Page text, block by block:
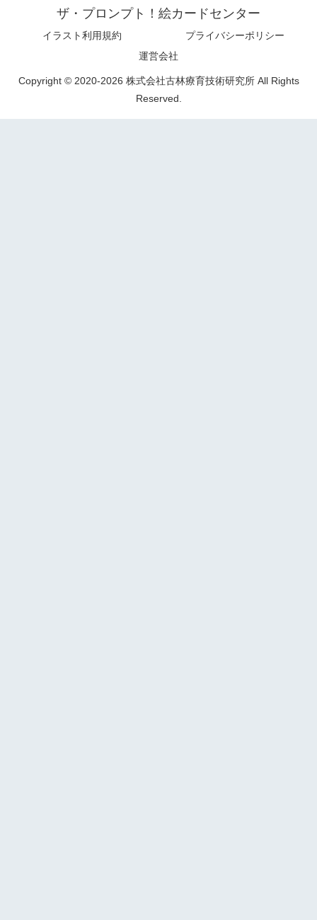
ザ・プロンプト！絵カードセンター
イラスト利用規約
プライバシーポリシー
運営会社
Copyright © 2020-2026 株式会社古林療育技術研究所 All Rights
Reserved.